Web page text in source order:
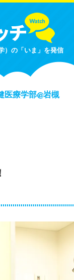
）の「いま」を発信
医療学部@岩槻